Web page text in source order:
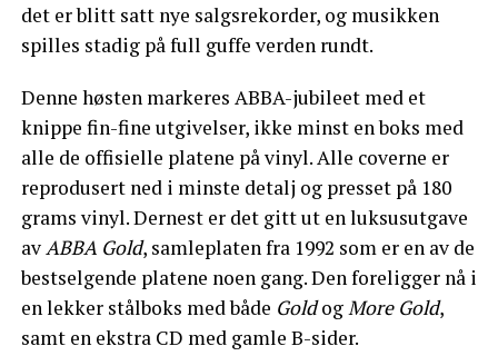
det er blitt satt nye salgsrekorder, og musikken
spilles stadig på full guffe verden rundt.
Denne høsten markeres ABBA-jubileet med et
knippe fin-fine utgivelser, ikke minst en boks med
alle de offisielle platene på vinyl. Alle coverne er
reprodusert ned i minste detalj og presset på 180
grams vinyl. Dernest er det gitt ut en luksusutgave
avABBA Gold, samleplaten fra 1992 som er en av de
bestselgende platene noen gang. Den foreligger nå i
en lekker stålboks med både GoldogMore Gold,
samt en ekstra CD med gamle B-sider.